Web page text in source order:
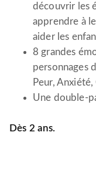
découvrir les
apprendre à
aider les
8 grandes
personnages
Peur,
Une double-
Dès 2 ans.